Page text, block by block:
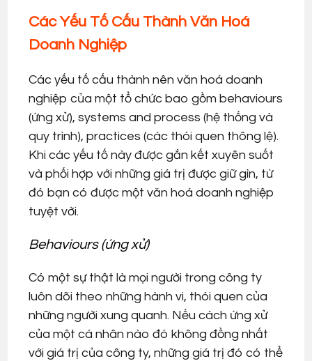
Các Yếu Tố Cấu Thành Văn Hoá
Doanh Nghiệp
Các yếu tố cấu thành nên văn hoá doanh
nghiệp của một tổ chức bao gồm behaviours
(ứng xử), systems and process (hệ thống và
quy trình), practices (các thói quen thông lệ).
Khi các yếu tố này được gắn kết xuyên suốt
và phối hợp với những giá trị được giữ gìn, từ
đó bạn có được một văn hoá doanh nghiệp
tuyệt vời.
Behaviours (ứng xử)
Có một sự thật là mọi người trong công ty
luôn dõi theo những hành vi, thói quen của
những người xung quanh. Nếu cách ứng xử
của một cá nhân nào đó không đồng nhất
với giá trị của công ty, những giá trị đó có thể